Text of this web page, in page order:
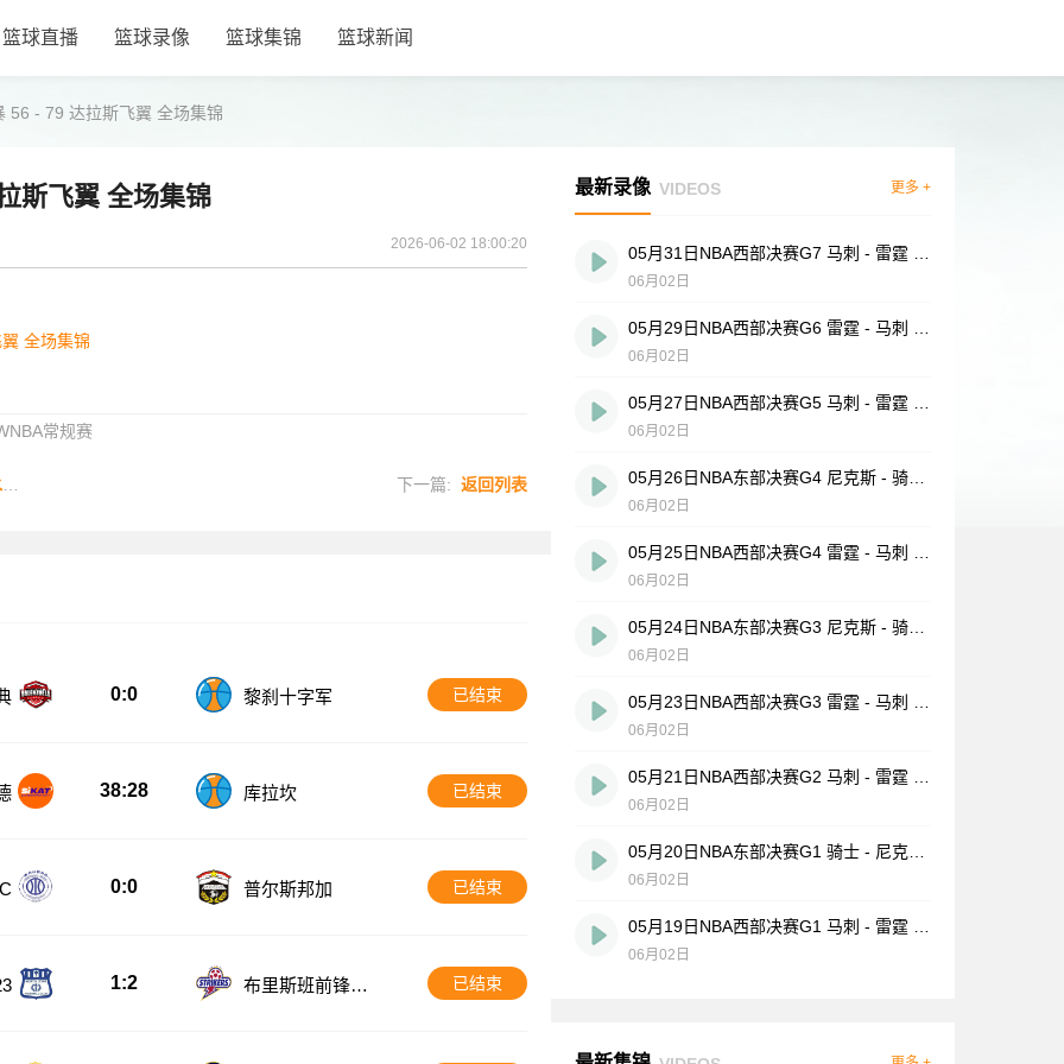
篮球直播 篮球录像 篮球集锦 篮球新闻
56 - 79 达拉斯飞翼 全场集锦
斯飞翼 全场集锦
2026-06-02 18:00:20
全场集锦
常规赛
下一篇: 返回列表
0:0 黎刹十字军 已结束
38:28 库拉坎 已结束
0:0 普尔斯邦加 已结束
1:2
布里斯班前锋U2
已结束
最新录像 VIDEOS 更多 +
06月02日
06月02日
06月02日
06月02日
06月02日
06月02日
06月02日
06月02日
06月02日
06月02日